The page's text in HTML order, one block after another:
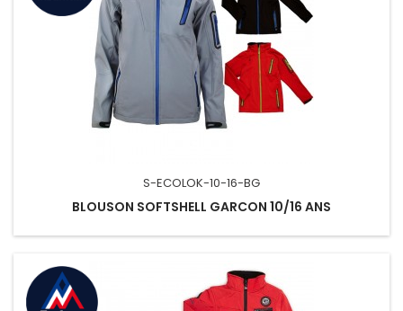
S-ECOLOK-10-16-BG
BLOUSON SOFTSHELL GARCON 10/16 ANS